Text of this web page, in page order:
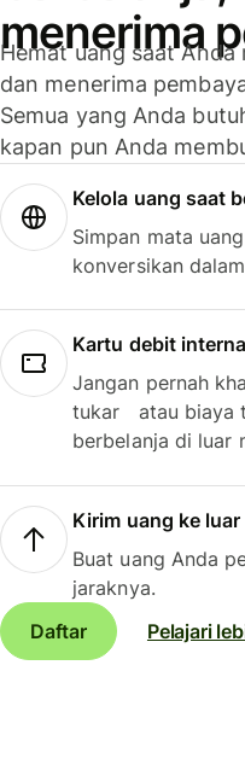
menerima
Hemat uang saat
dan menerima
Semua yang Anda
kapan pun Anda
Kelola uang saat
Simpan mata
konversikan
Kartu debit
Jangan pernah
tukar atau biaya
berbelanja di luar
Kirim uang ke
Buat uang Anda
jaraknya.
Daftar
Pelajari